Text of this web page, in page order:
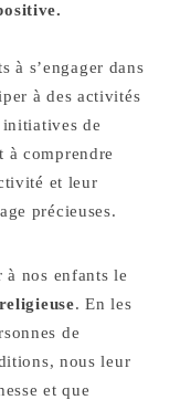
à s’engager dans
à des activités
initiatives de
à comprendre
et leur
précieuses.
à nos enfants le
. En les
de
nous leur
et que